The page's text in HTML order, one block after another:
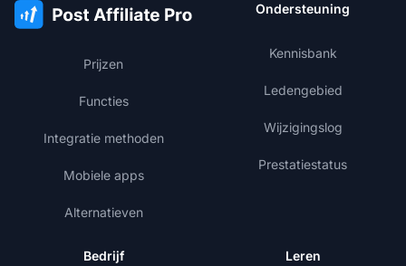
Prijzen
Functies
Integratie methoden
Mobiele apps
Alternatieven
Ondersteuning
Kennisbank
Ledengebied
Wijzigingslog
Prestatiestatus
Bedrijf Leren